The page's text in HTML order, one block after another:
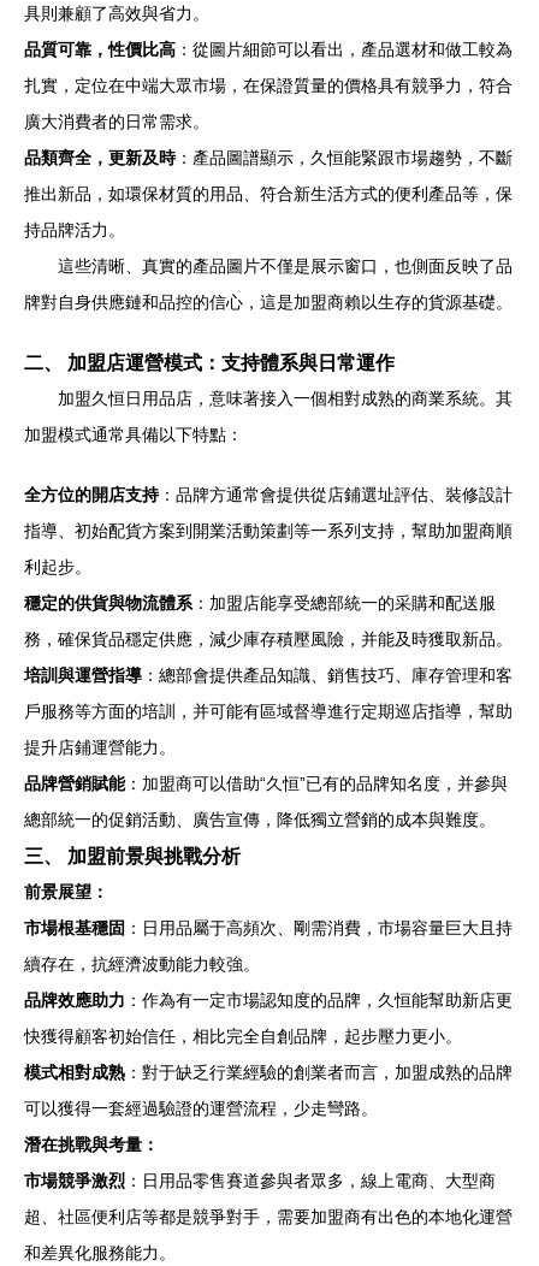
具則兼顧了高效與省力。
品質可靠，性價比高 ：從圖片細節可以看出，產品選材和做工較為
扎實，定位在中端大眾市場，在保證質量的價格具有競爭力，符合
廣大消費者的日常需求。
品類齊全，更新及時：產品圖譜顯示，久恒能緊跟市場趨勢，不斷
推出新品，如環保材質的用品、符合新生活方式的便利產品等，保
持品牌活力。
這些清晰、真實的產品圖片不僅是展示窗口，也側面反映了品
牌對自身供應鏈和品控的信心，這是加盟商賴以生存的貨源基礎。
二、 加盟店運營模式：支持體系與日常運作
加盟久恒日用品店，意味著接入一個相對成熟的商業系統。其
加盟模式通常具備以下特點：
全方位的開店支持：品牌方通常會提供從店鋪選址評估、裝修設計
指導、初始配貨方案到開業活動策劃等一系列支持，幫助加盟商順
利起步。
穩定的供貨與物流體系 ：加盟店能享受總部統一的采購和配送服
務，確保貨品穩定供應，減少庫存積壓風險，并能及時獲取新品。
培訓與運營指導 ：總部會提供產品知識、銷售技巧、庫存管理和客
戶服務等方面的培訓，并可能有區域督導進行定期巡店指導，幫助
提升店鋪運營能力。
品牌營銷賦能：加盟商可以借助“久恒”已有的品牌知名度，并參與
總部統一的促銷活動、廣告宣傳，降低獨立營銷的成本與難度。
三、 加盟前景與挑戰分析
前景展望：
市場根基穩固 ：日用品屬于高頻次、剛需消費，市場容量巨大且持
續存在，抗經濟波動能力較強。
品牌效應助力 ：作為有一定市場認知度的品牌，久恒能幫助新店更
快獲得顧客初始信任，相比完全自創品牌，起步壓力更小。
模式相對成熟 ：對于缺乏行業經驗的創業者而言，加盟成熟的品牌
可以獲得一套經過驗證的運營流程，少走彎路。
潛在挑戰與考量：
市場競爭激烈 ：日用品零售賽道參與者眾多，線上電商、大型商
超、社區便利店等都是競爭對手，需要加盟商有出色的本地化運營
和差異化服務能力。